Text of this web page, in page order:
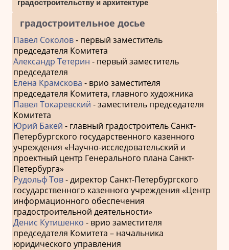
градостроительству и архитектуре
градостроительное досье
Павел Соколов- первый заместитель
председателя Комитета
Александр Тетерин - первый заместитель
председателя
Елена Крамскова - врио заместителя
председателя Комитета, главного художника
Павел Токаревский - заместитель председателя
Комитета
Юрий Бакей - главный градостроитель Санкт-
Петербургского государственного казенного
учреждения «Научно-исследовательский и
проектный центр Генерального плана Санкт-
Петербурга»
Рудольф Тов- директор Санкт-Петербургского
государственного казенного учреждения «Центр
информационного обеспечения
градостроительной деятельности»
Денис Кутишенко - врио заместителя
председателя Комитета – начальника
юридического управления